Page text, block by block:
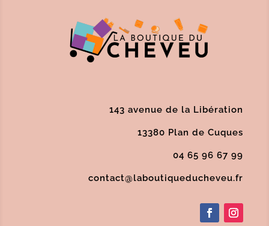
143 avenue de la Libération
13380 Plan de Cuques
04 65 96 67 99
contact@laboutiqueducheveu.fr